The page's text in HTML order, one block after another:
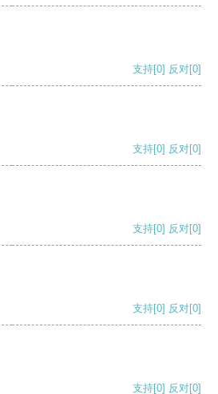
支持[0] 反对[0]
支持[0] 反对[0]
支持[0] 反对[0]
支持[0] 反对[0]
支持[0] 反对[0]